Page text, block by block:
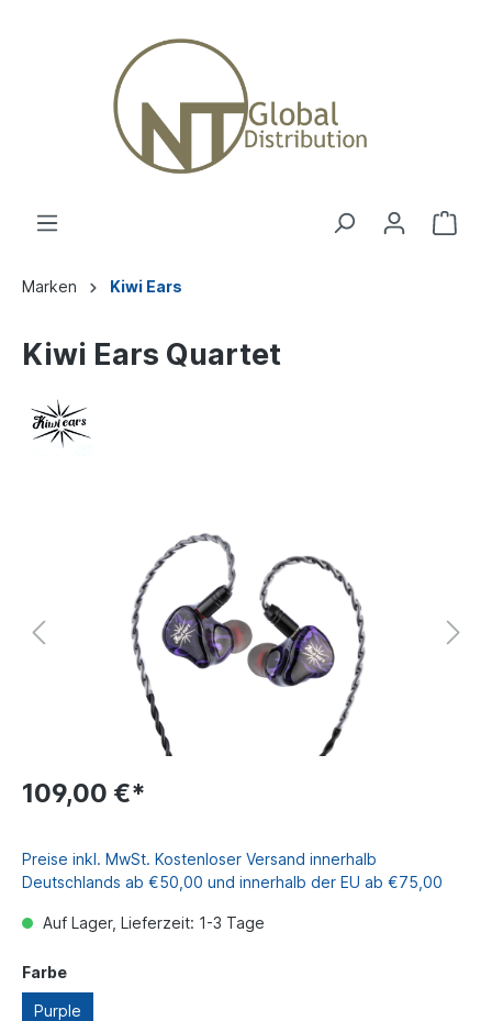
Marken Kiwi Ears
Kiwi Ears Quartet
109,00 €*
Preise inkl. MwSt. Kostenloser Versand innerhalb
Deutschlands ab €50,00 und innerhalb der EU ab €75,00
Auf Lager, Lieferzeit: 1-3 Tage
Farbe
Purple